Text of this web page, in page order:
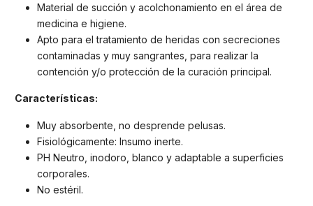
Material de succión y acolchonamiento en el área de
medicina e higiene.
Apto para el tratamiento de heridas con secreciones
contaminadas y muy sangrantes, para realizar la
contención y/o protección de la curación principal.
Características:
Muy absorbente, no desprende pelusas.
Fisiológicamente: Insumo inerte.
PH Neutro, inodoro, blanco y adaptable a superficies
corporales.
No estéril.